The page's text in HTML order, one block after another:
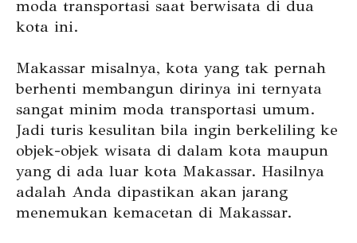
moda transportasi saat berwisata di dua
kota ini.
Makassar misalnya, kota yang tak pernah
berhenti membangun dirinya ini ternyata
sangat minim moda transportasi umum.
Jadi turis kesulitan bila ingin berkeliling ke
objek-objek wisata di dalam kota maupun
yang di ada luar kota Makassar. Hasilnya
adalah Anda dipastikan akan jarang
menemukan kemacetan di Makassar.